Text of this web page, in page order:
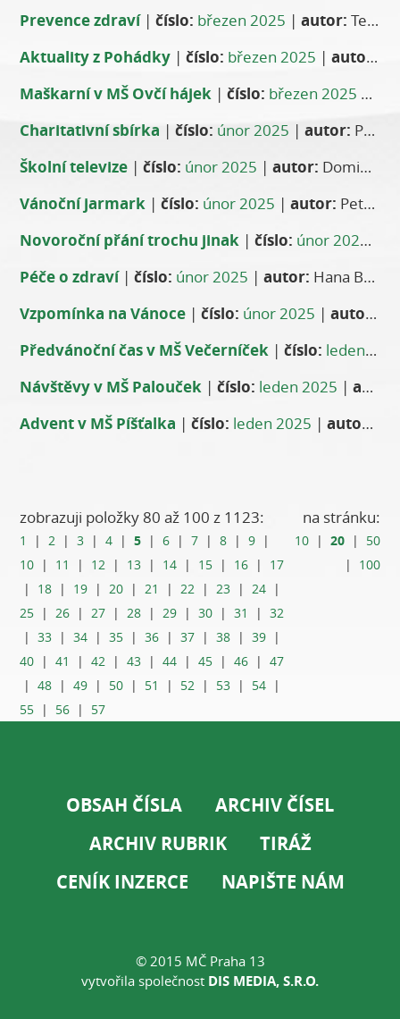
Prevence zdraví|číslo: březen 2025 |autor: Tereza Hejhalová
Aktuality z Pohádky |číslo: březen 2025 |autor:
Maškarní v MŠ Ovčí hájek |číslo: březen 2025
Charitativní sbírka |číslo: únor 2025 |autor: Pavlína Filipová Tomsová
Školní televize |číslo: únor 2025 |autor: Dominik Polách
Vánoční jarmark |číslo: únor 2025 |autor: Petra Rajtrová
Novoroční přání trochu jinak |číslo: únor 2025 |
Péče o zdraví|číslo: únor 2025 |autor: Hana Baštová
Vzpomínka na Vánoce |číslo: únor 2025 |autor:
Předvánoční čas v MŠ Večerníček |číslo: leden 2025
Návštěvy v MŠ Palouček |číslo: leden 2025 |autor:
Advent v MŠ Píšťalka |číslo: leden 2025 |autor:
zobrazuji položky 80 až 100 z 1123:
1 | 2 |3 |4 |5 |6 |7 |8 |9 |
10 | 11 | 12 | 13 | 14 | 15 | 16 | 17
| 18 | 19 | 20 | 21 | 22 | 23 | 24 |
25 | 26 | 27 | 28 | 29 |30 |31 |32
|33 |34 |35 |36 |37 |38 |39 |
40 |41 |42 |43 |44 |45 |46 |47
|48 |49 | 50 | 51 | 52 | 53 | 54 |
55 | 56 | 57
na stránku:
10| 20| 50
| 100
OBSAH ČÍSLA
ARCHIV ČÍSEL
ARCHIV RUBRIK
TIRÁŽ
CENÍK INZERCE
NAPIŠTE NÁM
© 2015 MČ Praha 13
vytvořila společnost DIS MEDIA, S.R.O.